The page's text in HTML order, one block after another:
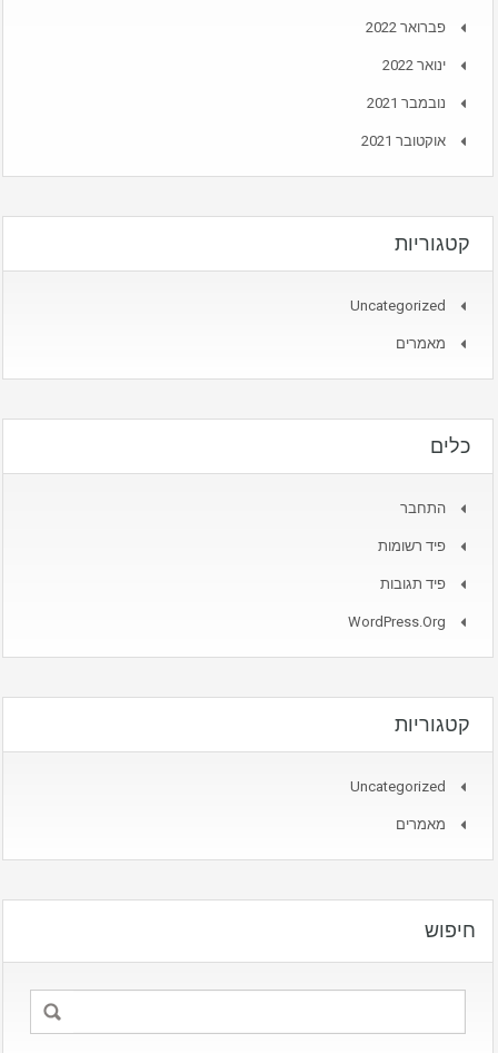
פברואר 2022
ינואר 2022
נובמבר 2021
אוקטובר 2021
קטגוריות
Uncategorized
מאמרים
כלים
התחבר
פיד רשומות
פיד תגובות
WordPress.org
קטגוריות
Uncategorized
מאמרים
חיפוש